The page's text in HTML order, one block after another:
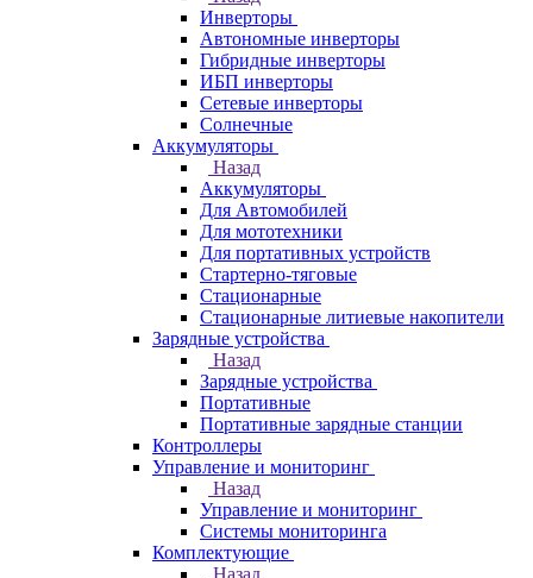
Инверторы
Автономные инверторы
Гибридные инверторы
ИБП инверторы
Сетевые инверторы
Солнечные
Аккумуляторы
Назад
Аккумуляторы
Для Автомобилей
Для мототехники
Для портативных устройств
Стартерно-тяговые
Стационарные
Стационарные литиевые накопители
Зарядные устройства
Назад
Зарядные устройства
Портативные
Портативные зарядные станции
Контроллеры
Управление и мониторинг
Назад
Управление и мониторинг
Системы мониторинга
Комплектующие
Назад